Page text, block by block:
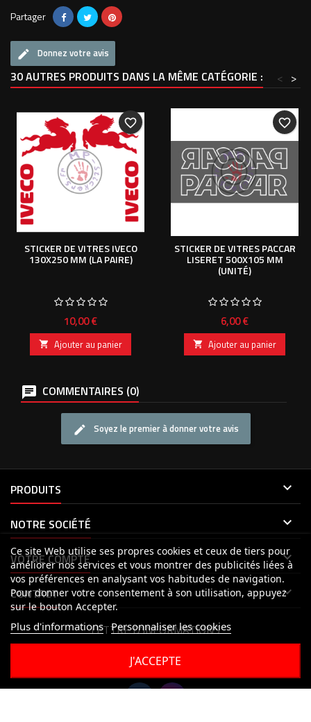
Partager
Donnez votre avis
30 AUTRES PRODUITS DANS LA MÊME CATÉGORIE : >
<
STICKER DE VITRES IVECO
130X250 MM (LA PAIRE)
Prix
10,00 €
 Ajouter au panier
favorite_border
STICKER DE VITRES PACCAR
LISERET 500X105 MM
(UNITÉ)
Prix
6,00 €
 Ajouter au panier
favorite_border
COMMENTAIRES (0)
Soyez le premier à donner votre avis
PRODUITS 
NOTRE SOCIÉTÉ 
VOTRE COMPTE 
CONTACT 
Ce site Web utilise ses propres cookies et ceux de tiers pour
améliorer nos services et vous montrer des publicités liées à
vos préférences en analysant vos habitudes de navigation.
Pour donner votre consentement à son utilisation, appuyez
sur le bouton Accepter.
Plus d'informations Personnaliser les cookies
J'ACCEPTE
LETTRE D'INFORMATIONS